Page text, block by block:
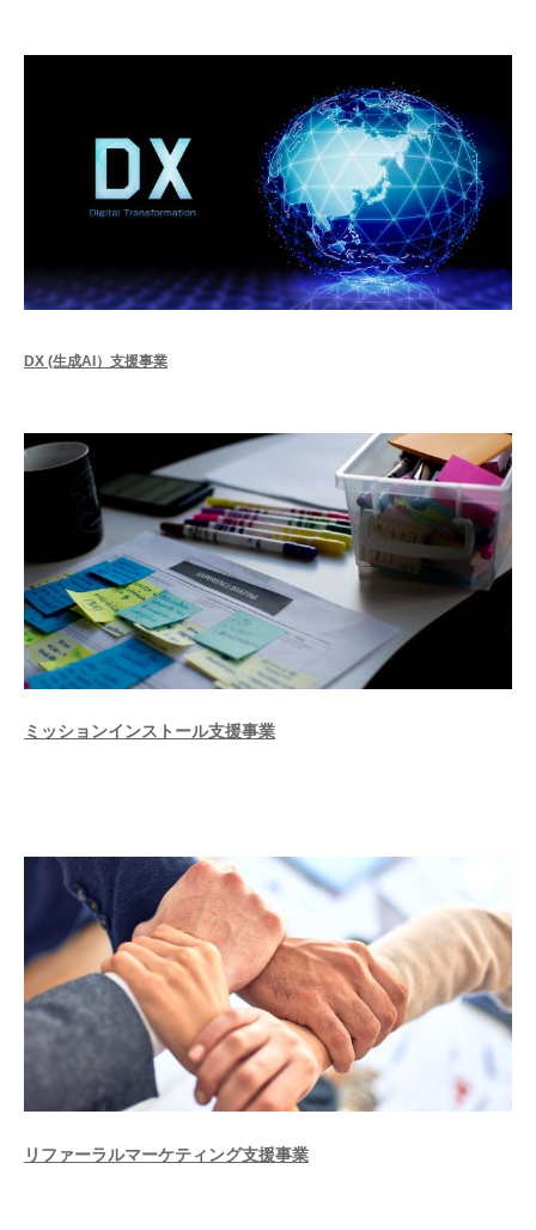
DX (生成AI）支援事業
ミッションインストール支援事業
リファーラルマーケティング支援事業